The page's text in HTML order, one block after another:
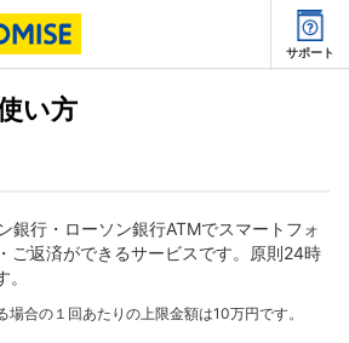
サポート
い方
銀行・ローソン銀行ATMでスマートフォ
ご返済ができるサービスです。原則24時
場合の１回あたりの上限金額は10万円です。